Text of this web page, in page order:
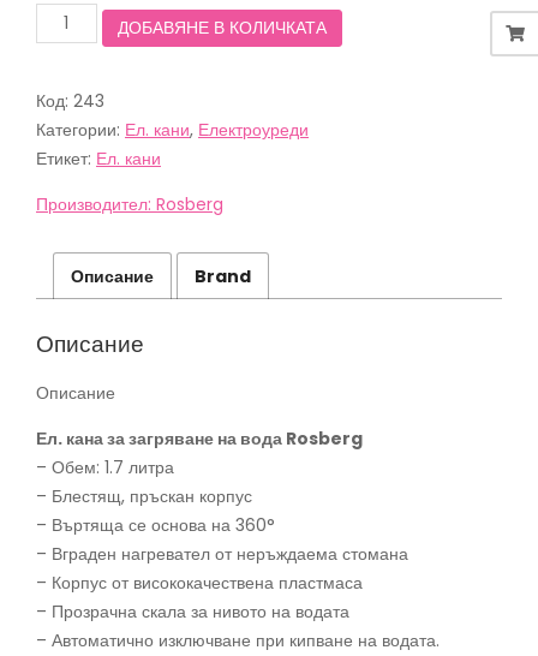
количество
за
Rosberg
R51230B,
2200W,
литра,
Кремав
ДОБАВЯНЕ В КОЛИЧКАТА
Код: 243
Категории: Ел. кани, Електроуреди
Етикет: Ел. кани
Производител: Rosberg
Описание Brand
Описание
Описание
Ел. кана за загряване на вода Rosberg
– Обем: 1.7 литра
– Блестящ, пръскан корпус
– Въртяща се основа на 360°
– Вграден нагревател от неръждаема стомана
– Корпус от висококачествена пластмаса
– Прозрачна скала за нивото на водата
– Автоматично изключване при кипване на водата.